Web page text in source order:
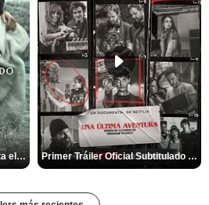
Primer Tráiler Oficial de 'Hasta el fin del mundo' Primer Tráiler Oficial Subtitulado de 'Una última aventura: Detrás de cámaras de Stranger Things 5'